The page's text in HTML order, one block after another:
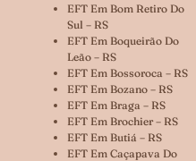
EFT Em Bom Retiro Do
Sul – RS
EFT Em Boqueirão Do
Leão – RS
EFT Em Bossoroca – RS
EFT Em Bozano – RS
EFT Em Braga – RS
EFT Em Brochier – RS
EFT Em Butiá – RS
EFT Em Caçapava Do